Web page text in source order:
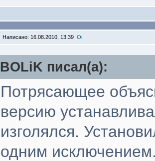
Написано: 16.08.2010, 13:39
BOLiK писал(a):
Потрясающее
версию
изголялся.
одним